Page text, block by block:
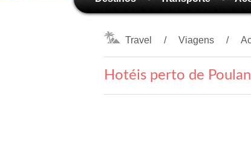
Travel Viagens
Hotéis perto de